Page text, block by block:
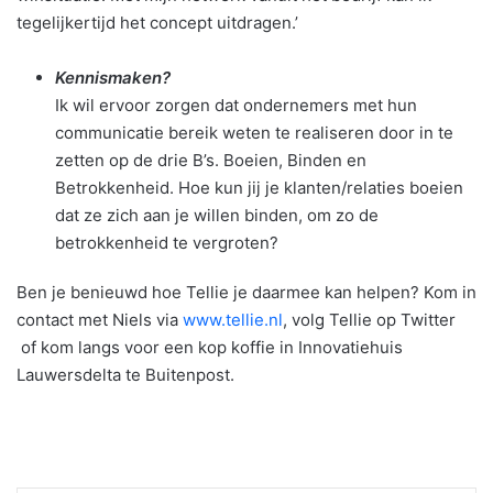
tegelijkertijd het concept uitdragen.’
Kennismaken?
Ik wil ervoor zorgen dat ondernemers met hun
communicatie bereik weten te realiseren door in te
zetten op de drie B’s. Boeien, Binden en
Betrokkenheid. Hoe kun jij je klanten/relaties boeien
dat ze zich aan je willen binden, om zo de
betrokkenheid te vergroten?
Ben je benieuwd hoe Tellie je daarmee kan helpen? Kom in
contact met Niels via www.tellie.nl, volg Tellie op Twitter
of kom langs voor een kop koffie in Innovatiehuis
Lauwersdelta te Buitenpost.